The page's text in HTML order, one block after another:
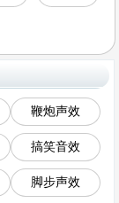
鞭炮声效
搞笑音效
脚步声效